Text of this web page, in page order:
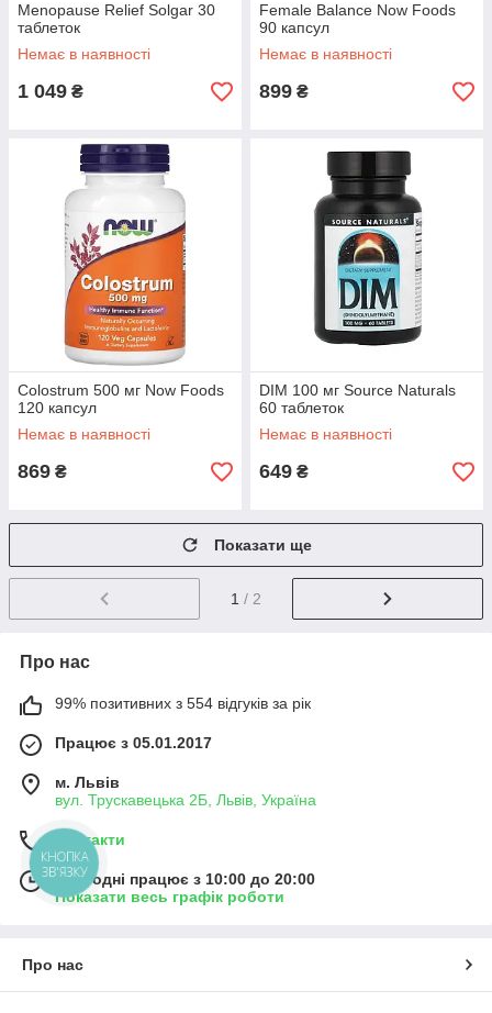
Menopause Relief Solgar 30
таблеток
Немає в наявності
1 049 ₴
Female Balance Now Foods
90 капсул
Немає в наявності
899 ₴
Colostrum 500 мг Now Foods
120 капсул
Немає в наявності
869 ₴
DIM 100 мг Source Naturals
60 таблеток
Немає в наявності
649 ₴
Показати ще
1 / 2
Про нас
99% позитивних з 554 відгуків за рік
Працює з 05.01.2017
м. Львів
вул. Трускавецька 2Б, Львів, Україна
Контакти
Сьогодні працює з 10:00 до 20:00
Показати весь графік роботи
Про нас
КНОПКА
ЗВ'ЯЗКУ